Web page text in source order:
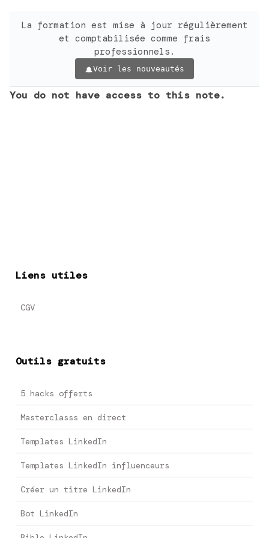
La formation est mise à jour régulièrement
et comptabilisée comme frais
professionnels.
Voir les nouveautés
You do not have access to this note.
Liens utiles
CGV
Outils gratuits
5 hacks offerts
Masterclasss en direct
Templates LinkedIn
Templates LinkedIn influenceurs
Créer un titre LinkedIn
Bot LinkedIn